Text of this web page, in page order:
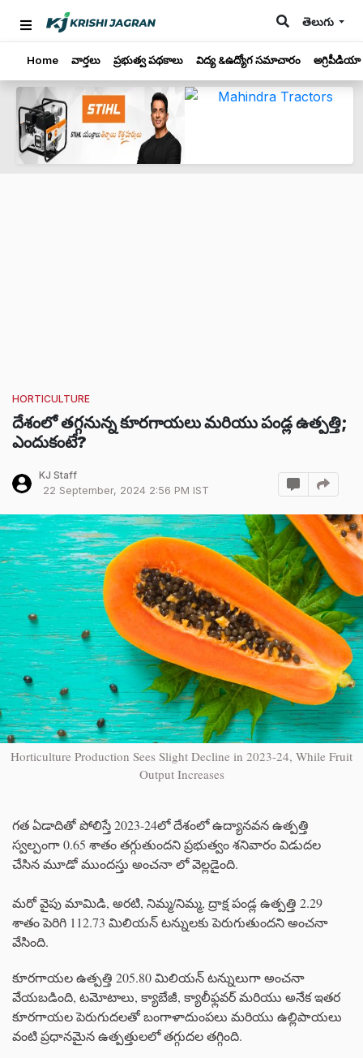
తెలుగు
Home వార్తలు ప్రభుత్వ పథకాలు విద్య &ఉద్యోగ సమాచారం అగ్రిపీడియా
HORTICULTURE
దేశంలో తగ్గనున్న కూరగాయలు మరియు పండ్ల ఉత్పత్తి;
ఎందుకంటే?
KJ Staff
22 September, 2024 2:56 PM IST
Horticulture Production Sees Slight Decline in 2023-24, While Fruit
Output Increases
గత ఏడాదితో పోలిస్తే 2023-24లో దేశంలో ఉద్యానవన ఉత్పత్తి
స్వల్పంగా 0.65 శాతం తగ్గుతుందని ప్రభుత్వం శనివారం విడుదల
చేసిన మూడో ముందస్తు అంచనా లో వెల్లడైంది.
మరో వైపు మామిడి, అరటి, నిమ్మ/నిమ్మ, ద్రాక్ష పండ్ల ఉత్పత్తి 2.29
శాతం పెరిగి 112.73 మిలియన్ టన్నులకు పెరుగుతుందని అంచనా
వేసింది.
కూరగాయల ఉత్పత్తి 205.80 మిలియన్ టన్నులుగా అంచనా
వేయబడింది, టమోటాలు, క్యాబేజీ, క్యాలీఫ్లవర్ మరియు అనేక ఇతర
కూరగాయల పెరుగుదలతో బంగాళాదుంపలు మరియు ఉల్లిపాయలు
వంటి ప్రధానమైన ఉత్పత్తులలో తగ్గుదల తగ్గింది.